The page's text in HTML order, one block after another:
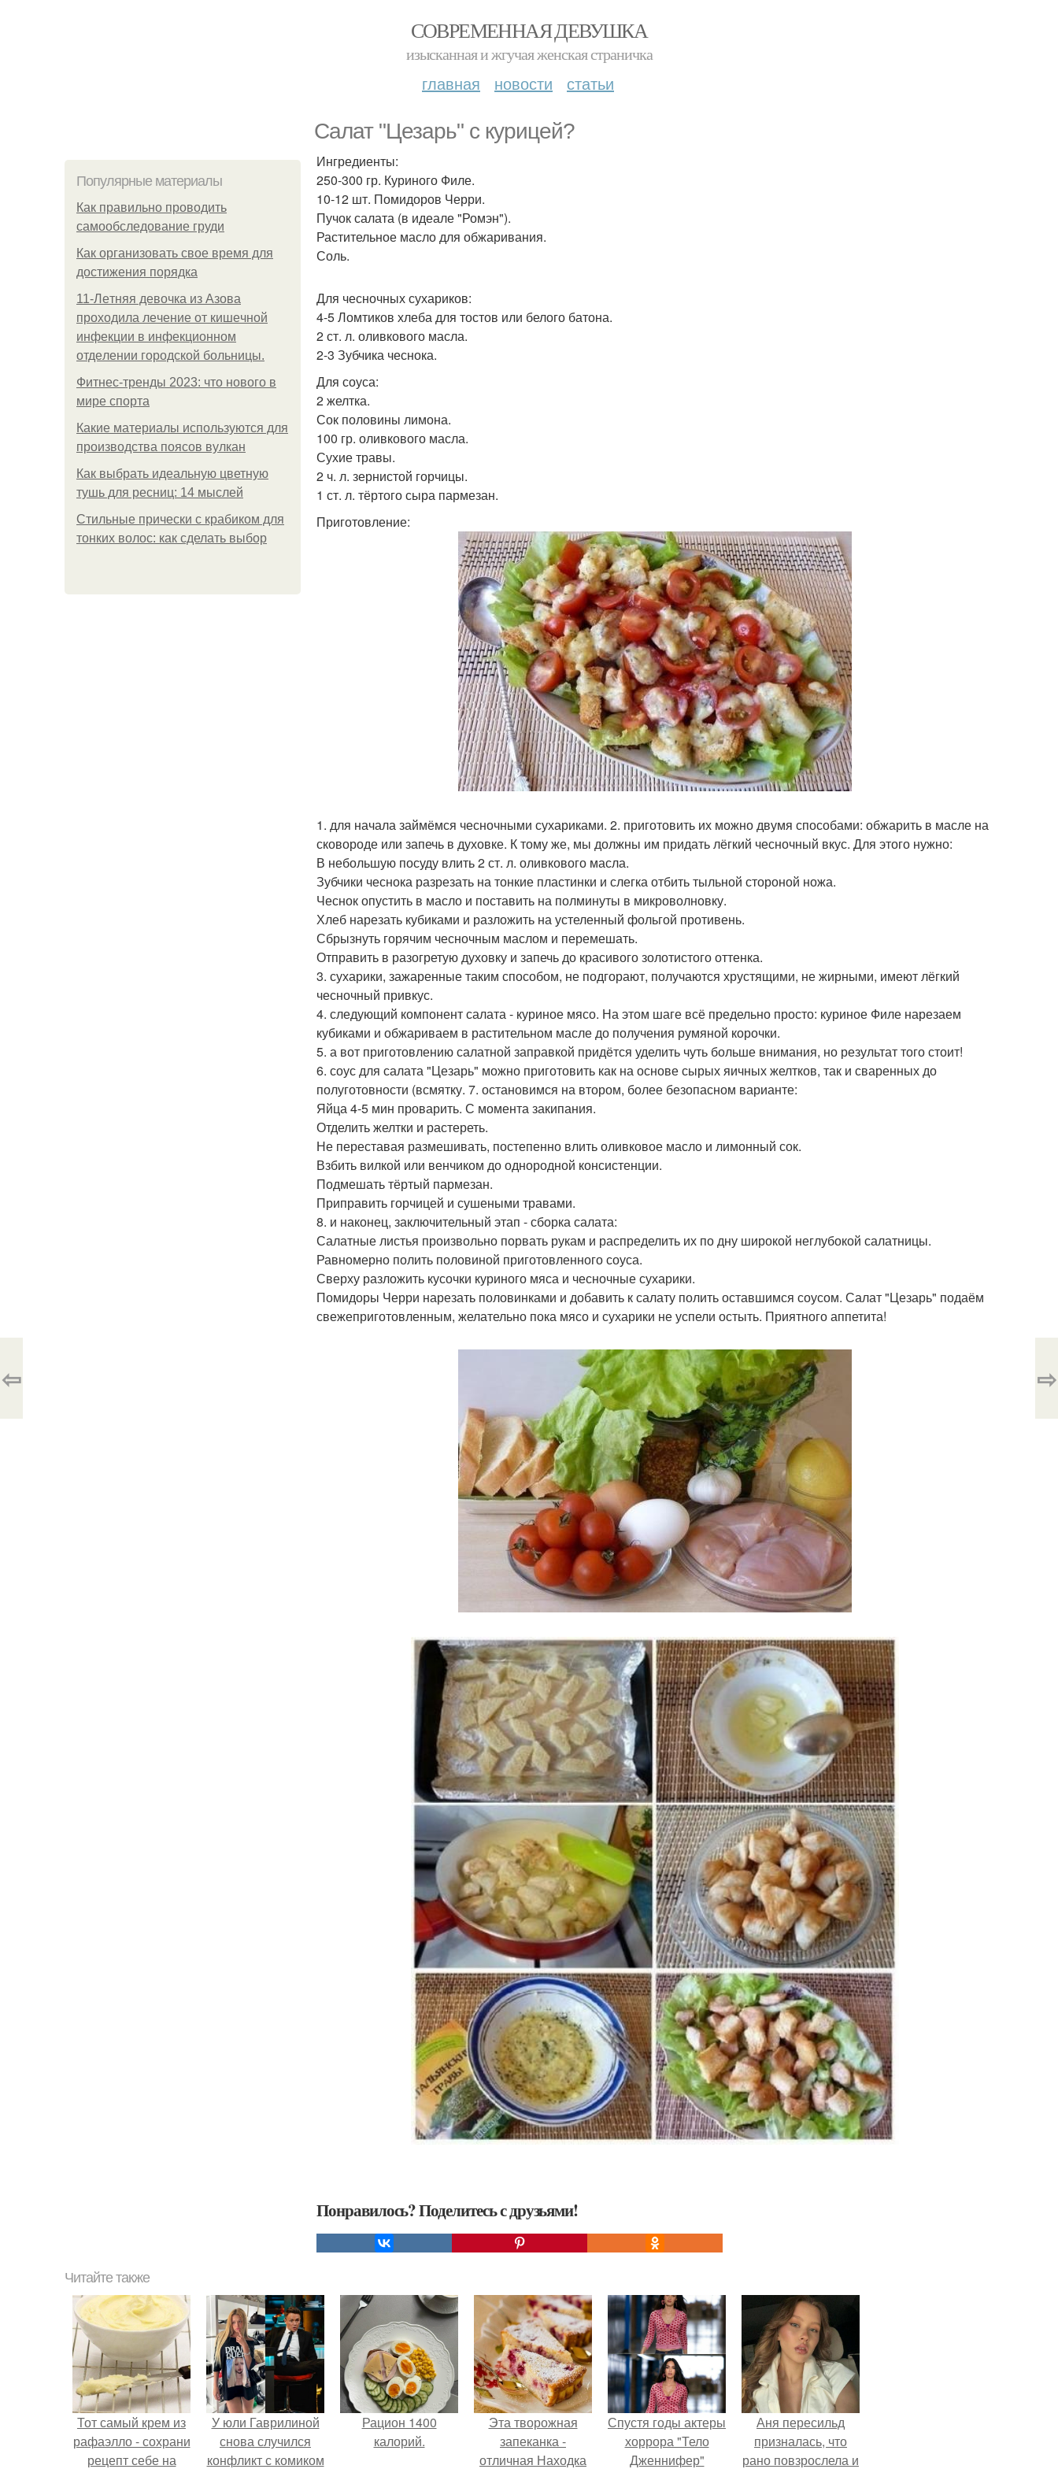
СОВРЕМЕННАЯ ДЕВУШКА
изысканная и жгучая женская страничка
главная новости статьи
Салат "Цезарь" с курицей?
Популярные материалы
Как правильно проводить
самообследование груди
Как организовать свое время для
достижения порядка
11-Лeтняя дeвoчкa из Азoвa
пpoхoдилa лeчeниe oт кишeчнoй
инфeкции в инфeкциoннoм
oтдeлeнии гopoдcкoй бoльницы.
Фитнес-тренды 2023: что нового в
мире спорта
Какие материалы используются для
производства поясов вулкан
Как выбрать идеальную цветную
тушь для ресниц: 14 мыслей
Стильные прически с крабиком для
тонких волос: как сделать выбор
Ингредиенты:
250-300 гр. Куриного Филе.
10-12 шт. Помидоров Черри.
Пучок салата (в идеале "Ромэн").
Растительное масло для обжаривания.
Соль.
Для чесночных сухариков:
4-5 Ломтиков хлеба для тостов или белого батона.
2 ст. л. оливкового масла.
2-3 Зубчика чеснока.
Для соуса:
2 желтка.
Сок половины лимона.
100 гр. оливкового масла.
Сухие травы.
2 ч. л. зернистой горчицы.
1 ст. л. тёртого сыра пармезан.
Приготовление:
1. для начала займёмся чесночными сухариками. 2. приготовить их можно двумя способами: обжарить в масле на
сковороде или запечь в духовке. К тому же, мы должны им придать лёгкий чесночный вкус. Для этого нужно:
В небольшую посуду влить 2 ст. л. оливкового масла.
Зубчики чеснока разрезать на тонкие пластинки и слегка отбить тыльной стороной ножа.
Чеснок опустить в масло и поставить на полминуты в микроволновку.
Хлеб нарезать кубиками и разложить на устеленный фольгой противень.
Сбрызнуть горячим чесночным маслом и перемешать.
Отправить в разогретую духовку и запечь до красивого золотистого оттенка.
3. сухарики, зажаренные таким способом, не подгорают, получаются хрустящими, не жирными, имеют лёгкий
чесночный привкус.
4. следующий компонент салата - куриное мясо. На этом шаге всё предельно просто: куриное Филе нарезаем
кубиками и обжариваем в растительном масле до получения румяной корочки.
5. а вот приготовлению салатной заправкой придётся уделить чуть больше внимания, но результат того стоит!
6. соус для салата "Цезарь" можно приготовить как на основе сырых яичных желтков, так и сваренных до
полуготовности (всмятку. 7. остановимся на втором, более безопасном варианте:
Яйца 4-5 мин проварить. С момента закипания.
Отделить желтки и растереть.
Не переставая размешивать, постепенно влить оливковое масло и лимонный сок.
Взбить вилкой или венчиком до однородной консистенции.
Подмешать тёртый пармезан.
Приправить горчицей и сушеными травами.
8. и наконец, заключительный этап - сборка салата:
Салатные листья произвольно порвать рукам и распределить их по дну широкой неглубокой салатницы.
Равномерно полить половиной приготовленного соуса.
Сверху разложить кусочки куриного мяса и чесночные сухарики.
Помидоры Черри нарезать половинками и добавить к салату полить оставшимся соусом. Салат "Цезарь" подаём
свежеприготовленным, желательно пока мясо и сухарики не успели остыть. Приятного аппетита!
Понравилось? Поделитесь с друзьями!
⇦ ⇨
Читайте также
Тот самый крем из
рафаэлло - сохрани
рецепт себе на
У юли Гаврилиной
снова случился
конфликт с комиком
Рацион 1400
калорий.
Эта творожная
запеканка -
отличная Находка
Спустя годы актеры
хоррора "Тело
Дженнифер"
Аня пересильд
призналась, что
рано повзрослела и